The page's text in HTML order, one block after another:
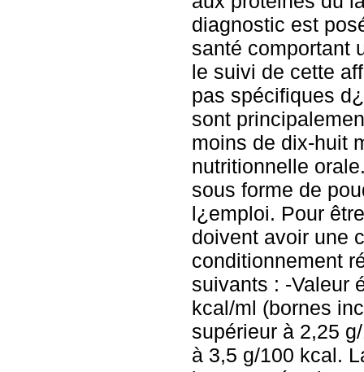
diagnostic est
santé comportant
le suivi de cette
pas spécifiques
sont
moins de dix-huit
nutritionnelle
sous forme de
l¿emploi. Pour
doivent avoir une
conditionnement
suivants : -Valeur
kcal/ml (bornes
supérieur à 2,25
à 3,5 g/100 kcal.